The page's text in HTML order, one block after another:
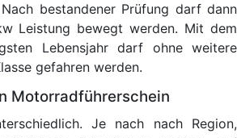
bestandener Prüfung darf dann
Leistung bewegt werden. Mit dem
Lebensjahr darf ohne weitere
gefahren werden.
Motorradführerschein
Je nach nach Region,